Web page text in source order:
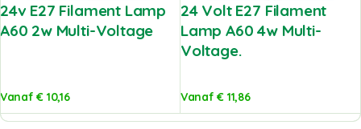
24v E27 Filament Lamp
A60 2w Multi-Voltage
Vanaf€ 10,16
24 Volt E27 Filament
Lamp A60 4w Multi-
Voltage.
Vanaf€ 11,86